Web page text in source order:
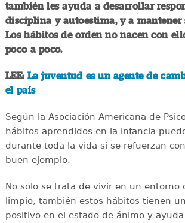
también les ayuda a desarrollar
disciplina y autoestima, y a mantener
Los hábitos de orden no nacen con
poco a poco.
LEE: La juventud es un agente de
el país
Según la Asociación Americana de
hábitos aprendidos en la infancia
durante toda la vida si se refuerzan
buen ejemplo.
No solo se trata de vivir en un entorno
limpio, también estos hábitos tienen
positivo en el estado de ánimo y